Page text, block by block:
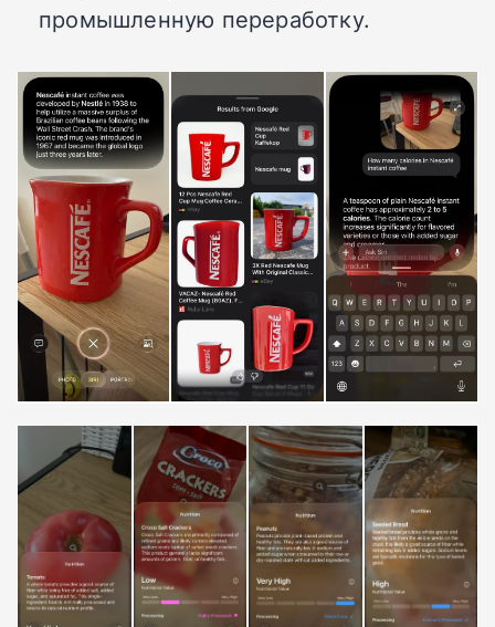
промышленную переработку.